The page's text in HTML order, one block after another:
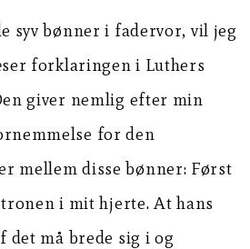
syv bønner i fadervor, vil jeg
forklaringen i Luthers
giver nemlig efter min
for den
mellem disse bønner: Først
tronen i mit hjerte. At hans
det må brede sig i og